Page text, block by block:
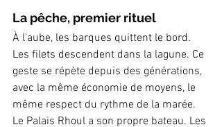
La pêche, premier rituel
À l'aube, les barques quittent le bord.
Les filets descendent dans la lagune. Ce
geste se répète depuis des générations,
avec la même économie de moyens, le
même respect du rythme de la marée.
Le Palais Rhoul a son propre bateau. Les